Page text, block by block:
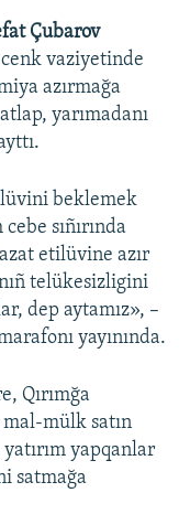
Çubarov
cenk vaziyetinde
azırmağa
yarımadanı
beklemek
sıñırında
azat etilüvine azır
telükesizligini
dep aytamız», –
yayınında.
Qırımğa
mal-mülk satın
yapqanlar
satmağa